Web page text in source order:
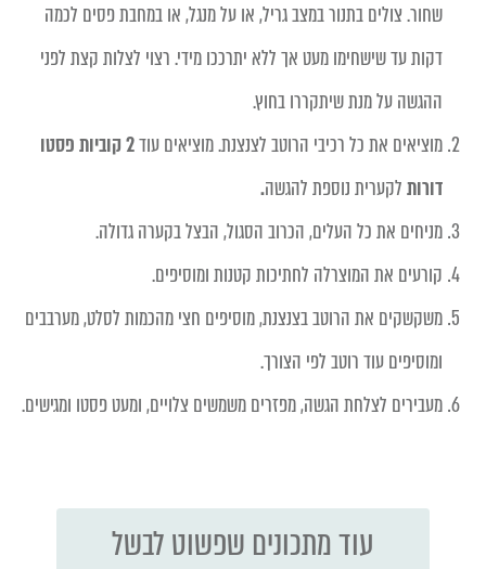
שחור. צולים בתנור במצב גריל, או על מנגל, או במחבת פסים לכמה
דקות עד שישחימו מעט אך ללא יתרככו מידי. רצוי לצלות קצת לפני
ההגשה על מנת שיתקררו בחוץ.
מוציאים את כל רכיבי הרוטב לצנצנת. מוציאים עוד 2 קוביות פסטו
דורותלקערית נוספת להגשה.
מניחים את כל העלים, הכרוב הסגול, הבצל בקערה גדולה.
קורעים את המוצרלה לחתיכות קטנות ומוסיפים.
משקשקים את הרוטב בצנצנת, מוסיפים חצי מהכמות לסלט, מערבבים
ומוסיפים עוד רוטב לפי הצורך.
מעבירים לצלחת הגשה, מפזרים משמשים צלויים, ומעט פסטו ומגישים.
עוד מתכונים שפשוט לבשל